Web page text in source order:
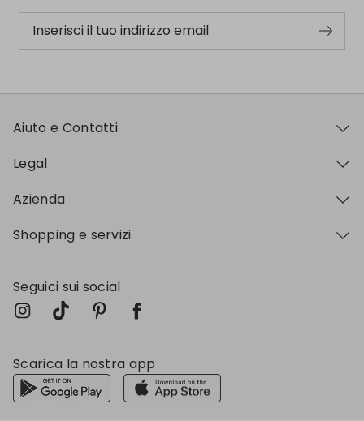
Inserisci il tuo indirizzo email
Aiuto e Contatti
Legal
Azienda
Shopping e servizi
Seguici sui social
Scarica la nostra app